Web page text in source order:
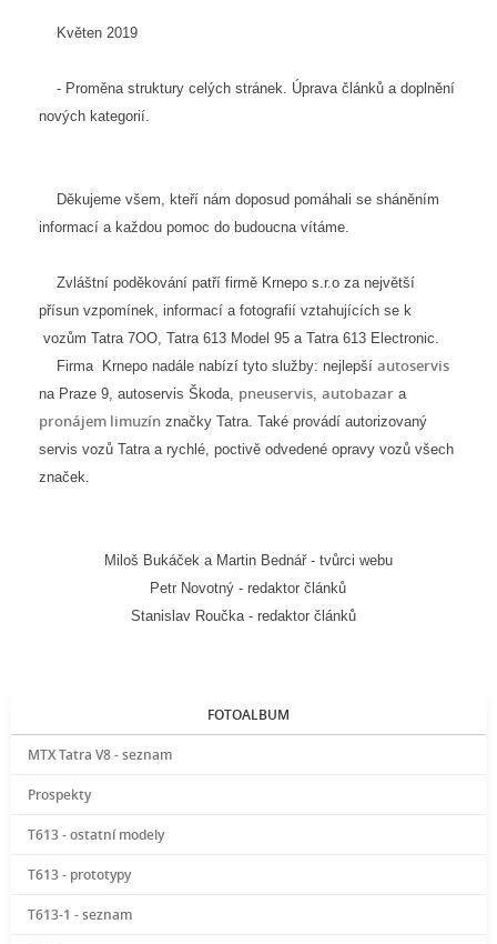
Květen 2019
- Proměna struktury celých stránek. Úprava článků a doplnění
nových kategorií.
Děkujeme všem, kteří nám doposud pomáhali se sháněním
informací a každou pomoc do budoucna vítáme.
Zvláštní poděkování patří firmě Krnepo s.r.o za největší
přísun vzpomínek, informací a fotografií vztahujících se k
vozům Tatra 7OO, Tatra 613 Model 95 a Tatra 613 Electronic.
Firma Krnepo nadále nabízí tyto služby: nejlepší autoservis
na Praze 9, autoservis Škoda, pneuservis, autobazar a
pronájem limuzín značky Tatra. Také provádí autorizovaný
servis vozů Tatra a rychlé, poctivě odvedené opravy vozů všech
značek.
Miloš Bukáček a Martin Bednář - tvůrci webu
Petr Novotný - redaktor článků
Stanislav Roučka - redaktor článků
FOTOALBUM
MTX Tatra V8 - seznam
Prospekty
T613 - ostatní modely
T613 - prototypy
T613-1 - seznam